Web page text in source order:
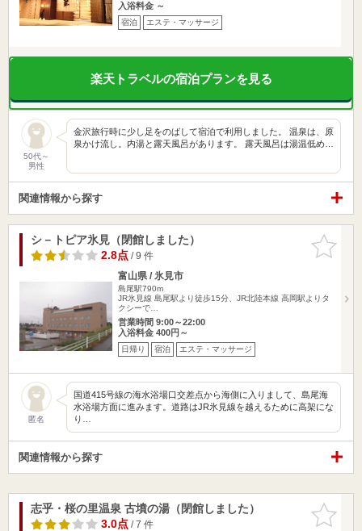
入浴料金 ～
宿泊 エステ・マッサージ
楽天トラベルの宿泊プランを見る
50代～
男性
金沢旅行時に少し足をのばして宿泊で利用しました。 温泉は、原
泉かけ流し。内湯と露天風呂があります。 露天風呂は湯温低め…
関連情報から探す
お気に入
りに追加
シ－トピア氷見（閉館しました）
2.8点/ 9 件
富山県 / 氷見市
島尾駅790m
JR氷見線 島尾駅より徒歩15分、JR北陸本線 高岡駅よりタ
クシーで…
営業時間 9:00～22:00
入浴料金 400円～
日帰り 宿泊 エステ・マッサージ
匿名
国道415号線の海水浴場口交差点から海側に入りまして、島尾海
水浴場方面に進みます。道路はJR氷見線を越えるために高架にな
り…
関連情報から探す
お気に入
りに追加
志乎・桜の里温泉 古墳の湯（閉館しました）
3.0点/ 7 件